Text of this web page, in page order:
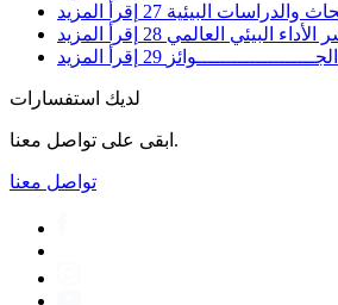
والدراسات البيئية 27 إقرأ المزيد
الأداء البيئي العالمي 28 إقرأ المزيد
الجــــــــــــــــــــوائز 29 إقرأ المزيد
لديك استفسارات
ابقى على تواصل معنا.
تواصل معنا